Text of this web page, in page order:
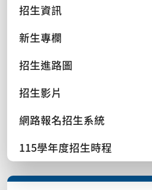
招生資訊
新生專欄
招生進路圖
招生影片
網路報名招生系統
115學年度招生時程